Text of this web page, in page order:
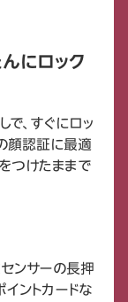
にロック
、すぐにロッ
顔認証に最適
つけたままで
ンサーの長押
イントカードな